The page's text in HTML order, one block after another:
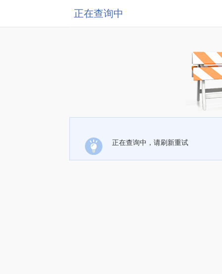
正在查询中
正在查询中，请刷新重试